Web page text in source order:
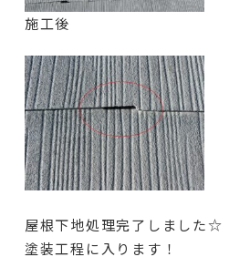
施工後
屋根下地処理完了しました☆
塗装工程に入ります！